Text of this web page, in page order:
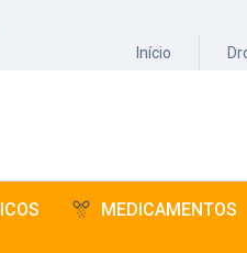
Início
MEDICAMENTOS